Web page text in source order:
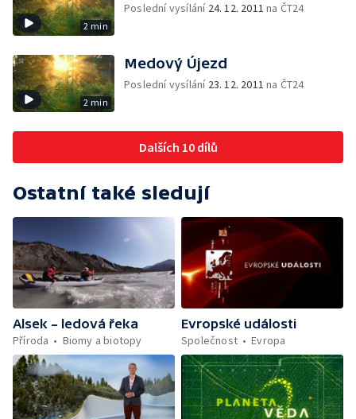
2 min
Poslední vysílání 24. 12. 2011 na ČT24
2 min
Medový Újezd
Poslední vysílání 23. 12. 2011 na ČT24
Dalších 10 dílů
Ostatní také sledují
Alsek – ledová řeka
Příroda
Biomy a biotopy
Evropské události
Společnost
Evropa